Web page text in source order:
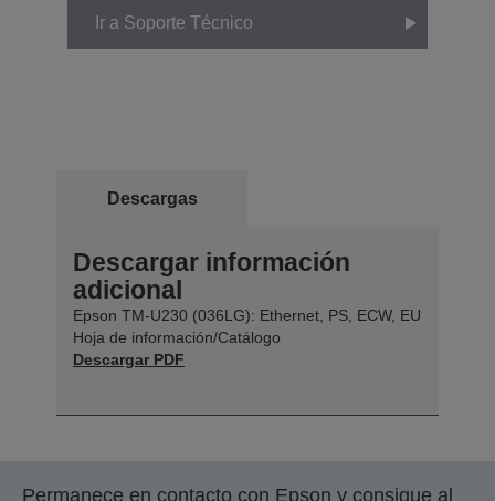
Ir a Soporte Técnico
Descargas
Descargar información
adicional
Epson TM-U230 (036LG): Ethernet, PS, ECW, EU
Hoja de información/Catálogo
Descargar PDF
Permanece en contacto con Epson y consigue al